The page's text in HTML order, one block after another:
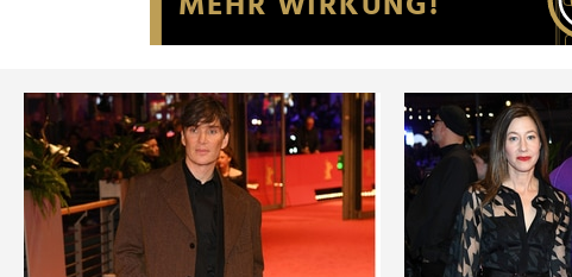
der Dienste gesammelt haben.